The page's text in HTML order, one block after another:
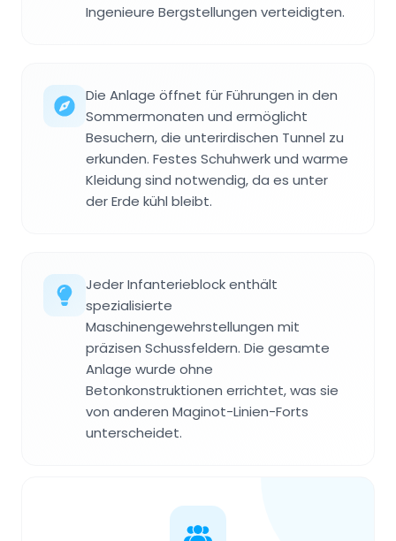
Ingenieure Bergstellungen verteidigten.
Die Anlage öffnet für Führungen in den
Sommermonaten und ermöglicht
Besuchern, die unterirdischen Tunnel zu
erkunden. Festes Schuhwerk und warme
Kleidung sind notwendig, da es unter
der Erde kühl bleibt.
Jeder Infanterieblock enthält
spezialisierte
Maschinengewehrstellungen mit
präzisen Schussfeldern. Die gesamte
Anlage wurde ohne
Betonkonstruktionen errichtet, was sie
von anderen Maginot-Linien-Forts
unterscheidet.